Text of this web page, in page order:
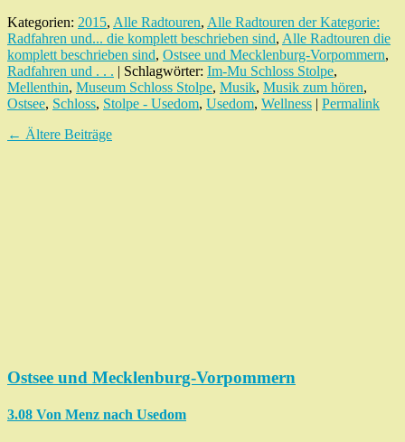
Kategorien: 2015, Alle Radtouren, Alle Radtouren der Kategorie:
Radfahren und... die komplett beschrieben sind, Alle Radtouren die
komplett beschrieben sind, Ostsee und Mecklenburg-Vorpommern,
Radfahren und . . . | Schlagwörter: Im-Mu Schloss Stolpe,
Mellenthin, Museum Schloss Stolpe, Musik, Musik zum hören,
Ostsee, Schloss, Stolpe - Usedom, Usedom, Wellness | Permalink
← Ältere Beiträge
Ostsee und Mecklenburg-Vorpommern
3.08 Von Menz nach Usedom